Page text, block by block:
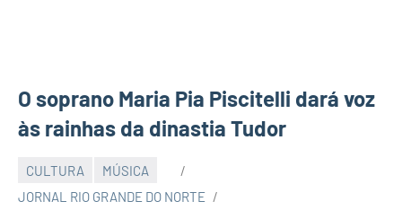
O soprano Maria Pia Piscitelli dará voz
às rainhas da dinastia Tudor
CULTURA
MÚSICA
JORNAL RIO GRANDE DO NORTE